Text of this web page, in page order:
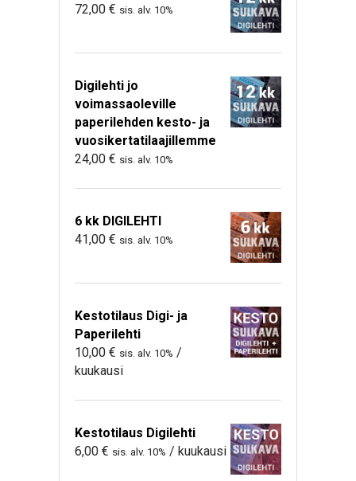
72,00 € sis. alv. 10%
Digilehti jo
voimassaoleville
paperilehden kesto- ja
vuosikertatilaajillemme
24,00 € sis. alv. 10%
6 kk DIGILEHTI
41,00 € sis. alv. 10%
Kestotilaus Digi- ja
Paperilehti
10,00 € sis. alv. 10% /
kuukausi
Kestotilaus Digilehti
6,00 € sis. alv. 10% / kuukausi